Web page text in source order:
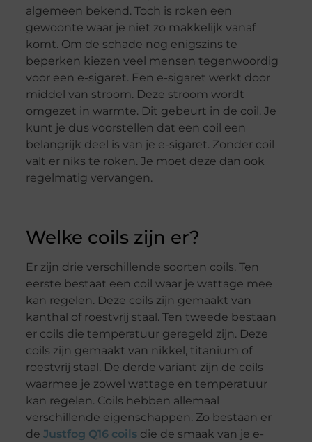
algemeen bekend. Toch is roken een
gewoonte waar je niet zo makkelijk vanaf
komt. Om de schade nog enigszins te
beperken kiezen veel mensen tegenwoordig
voor een e-sigaret. Een e-sigaret werkt door
middel van stroom. Deze stroom wordt
omgezet in warmte. Dit gebeurt in de coil. Je
kunt je dus voorstellen dat een coil een
belangrijk deel is van je e-sigaret. Zonder coil
valt er niks te roken. Je moet deze dan ook
regelmatig vervangen.
Welke coils zijn er?
Er zijn drie verschillende soorten coils. Ten
eerste bestaat een coil waar je wattage mee
kan regelen. Deze coils zijn gemaakt van
kanthal of roestvrij staal. Ten tweede bestaan
er coils die temperatuur geregeld zijn. Deze
coils zijn gemaakt van nikkel, titanium of
roestvrij staal. De derde variant zijn de coils
waarmee je zowel wattage en temperatuur
kan regelen. Coils hebben allemaal
verschillende eigenschappen. Zo bestaan er
de Justfog Q16 coilsdie de smaak van je e-